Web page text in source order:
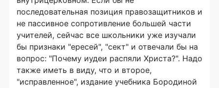
последовательная позиция правозащитников и
не пассивное сопротивление большей части
учителей, сейчас все школьники уже изучали
бы признаки "ересей", "сект" и отвечали бы на
вопрос: "Почему иудеи распяли Христа?". Надо
также иметь в виду, что и второе,
"исправленное", издание учебника Бородиной